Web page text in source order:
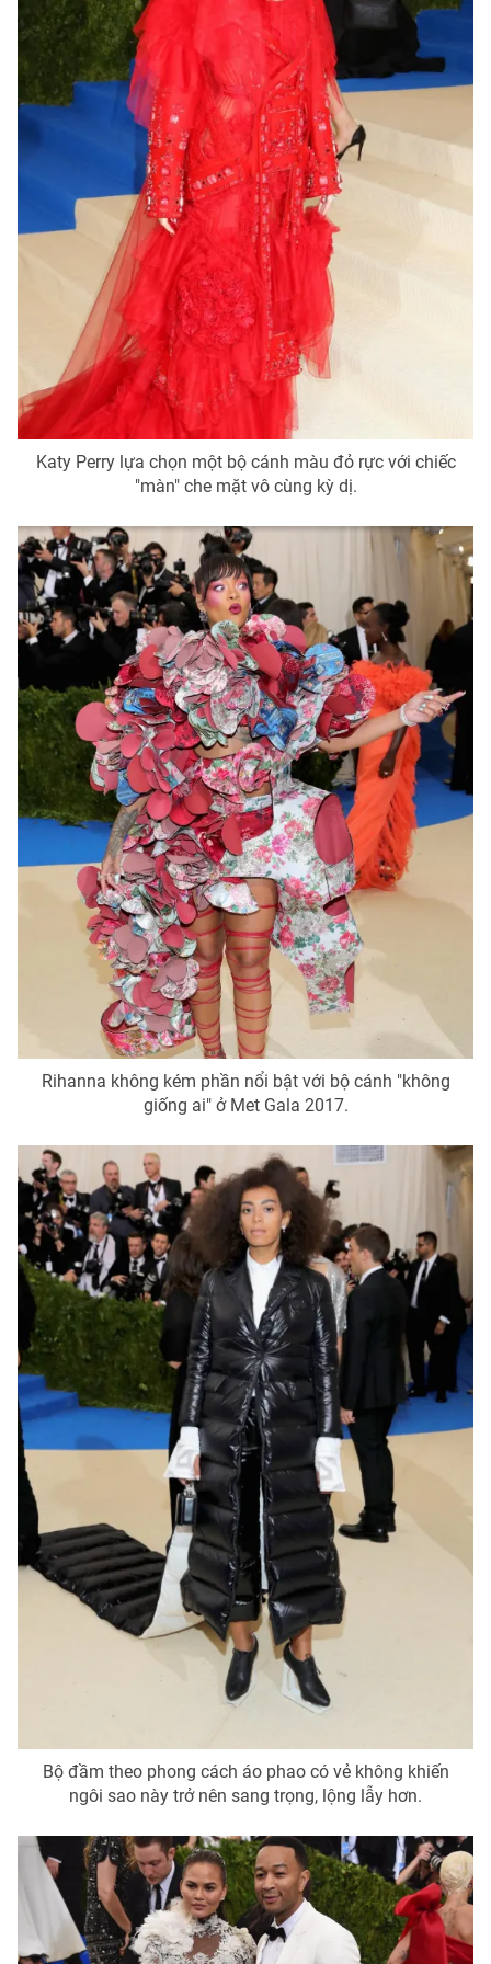
Photo Infographic
Video Shorts video
VTV Money VTV Thể thao
VTV Sức khoẻ Bất động sản
Thị trường 24h Tấm lòng Việt
Vươn mình bằng AI
VTV9 VTV8
Liên hệ tòa soạn English
THỜI BÁO VTV
Theo dõi báo trên
Cơ quan chủ quản:Đài Truyền hình Việt Nam
Cơ quan báo chí:Thời báo VTV
Giấy phép hoạt động báo in và báo điện tử số 483/GP-BTTTT
cấp ngày 29/12/2023
Tổng Biên tập:Vũ Thanh Thủy
Phó Tổng Biên tập:Nguyễn Thị Mỹ Hạnh, Phạm Quốc Thắng,
Nguyễn Trọng Ninh
Tổng đài VTV:024.38 355 931 - 024.38 355 932
Ðiện thoại Thời báo VTV:024.66 897 897
toasoan@vtv.vn
Liên hệ quảng cáo:024-7300.7108
® Cấm sao chép dưới mọi hình thức nếu không có sự chấp
thuận bằng văn bản. Ghi rõ nguồn VTV.vn khi phát hành lại
thông tin từ website này.
Katy Perry lựa chọn một bộ cánh màu đỏ rực với chiếc
"màn" che mặt vô cùng kỳ dị.
Rihanna không kém phần nổi bật với bộ cánh "không
giống ai" ở Met Gala 2017.
Bộ đầm theo phong cách áo phao có vẻ không khiến
ngôi sao này trở nên sang trọng, lộng lẫy hơn.